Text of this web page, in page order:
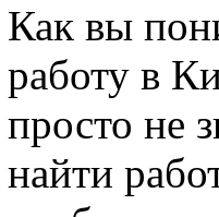
Как вы
работу в
просто не
найти